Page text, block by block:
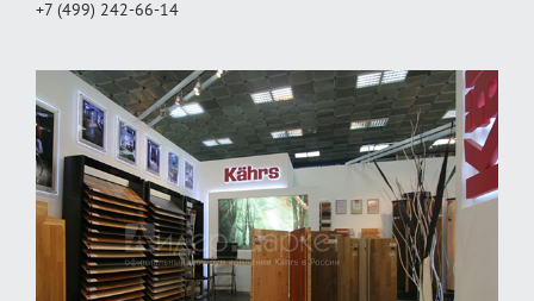
+7 (499) 242-66-14